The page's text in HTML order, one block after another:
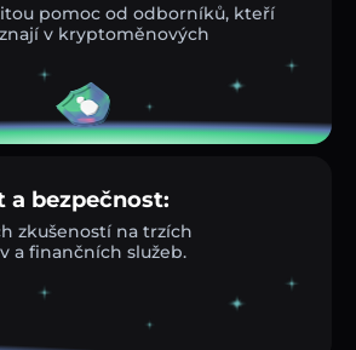
pomoc od odborníků, kteří
v kryptoměnových
a bezpečnost:
zkušeností na trzích
a finančních služeb.